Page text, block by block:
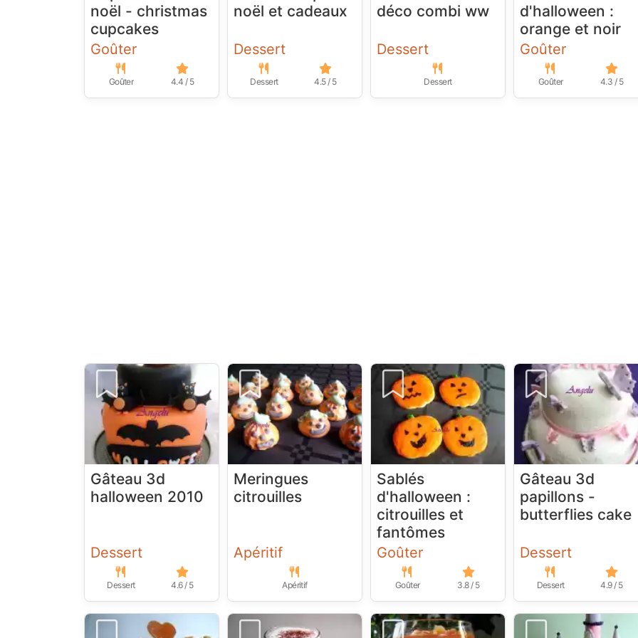
noël - christmas
cupcakes
Goûter
Goûter 4.4 / 5
noël et cadeaux
Dessert
Dessert 4.5 / 5
déco combi ww
Dessert
Dessert
d'halloween :
orange et noir
Goûter
Goûter 4.3 / 5
Gâteau 3d
halloween 2010
Dessert
Dessert 4.6 / 5
Meringues
citrouilles
Apéritif
Apéritif
Sablés
d'halloween :
citrouilles et
fantômes
Goûter
Goûter 3.8 / 5
Gâteau 3d
papillons -
butterflies cake
Dessert
Dessert 4.9 / 5